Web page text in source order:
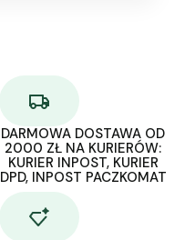
DARMOWA DOSTAWA OD
2000 ZŁ NA KURIERÓW:
KURIER INPOST, KURIER
DPD, INPOST PACZKOMAT